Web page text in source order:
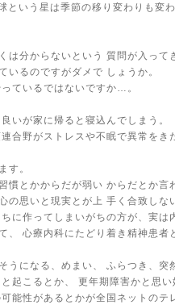
という星は季節の移り変わりも変
は分からないという 質問が入って
いるのですがダメで しょうか。
ているではないですか…。
いが家に帰ると寝込んでしまう。
合野がストレスや不眠で異常をき
す。
慣とかからだが弱い からだとか言
の思いと現実とが上 手く合致しな
ちに作ってしまいがちの方が、実は
、 心療内科にたどり着き精神患者
うになる、めまい、 ふらつき、突
起こるとか、 更年期障害かと思い
能性があるとかが全国ネットのテ